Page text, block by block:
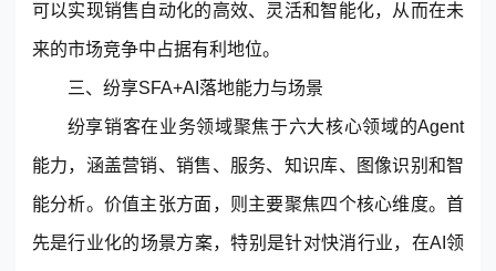
可以实现销售自动化的高效、灵活和智能化，从而在未
来的市场竞争中占据有利地位。
三、纷享SFA+AI落地能力与场景
纷享销客在业务领域聚焦于六大核心领域的Agent
能力，涵盖营销、销售、服务、知识库、图像识别和智
能分析。价值主张方面，则主要聚焦四个核心维度。首
先是行业化的场景方案，特别是针对快消行业，在AI领